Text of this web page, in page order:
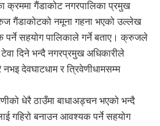
गैंडाकोट नगरपालिका प्रमुख
गैंडाकोटको नमूना गहना भएको उल्लेख
सहयोग पालिकाले गर्ने बताए। क्रुजले
टेवा दिने भन्दै नगरप्रमुख अधिकारीले
देवघाटधाम र त्रिवेणीधामसम्म
धेरै ठाउँमा बाधाअड्चन भएको भन्दै
गहिरो बनाउन आवश्यक पर्ने सहयोग